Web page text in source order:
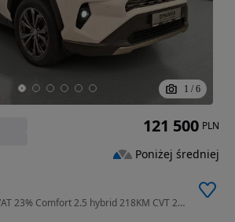
1 / 6
2500 cm3 • 218 KM • VAT 23% Comfort 2.5 hybrid 218KM CVT 2022 r., salon PL, I właściciel
121 500 PLN
Poniżej średniej